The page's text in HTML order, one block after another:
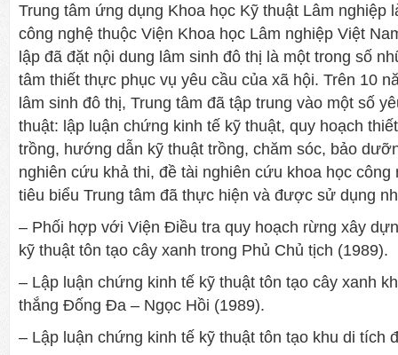
Trung tâm ứng dụng Khoa học Kỹ thuật Lâm nghiệp
công nghệ thuộc Viện Khoa học Lâm nghiệp Việt
lập đã đặt nội dung lâm sinh đô thị là một trong số
tâm thiết thực phục vụ yêu cầu của xã hội. Trên 10
lâm sinh đô thị, Trung tâm đã tập trung vào một số
thuật: lập luận chứng kinh tế kỹ thuật, quy hoạch
trồng, hướng dẫn kỹ thuật trồng, chăm sóc, bảo
nghiên cứu khả thi, đề tài nghiên cứu khoa học
tiêu biểu Trung tâm đã thực hiện và được sử dụng
– Phối hợp với Viện Điều tra quy hoạch rừng xây
kỹ thuật tôn tạo cây xanh trong Phủ Chủ tịch (1989).
– Lập luận chứng kinh tế kỹ thuật tôn tạo cây xanh
thắng Đống Đa – Ngọc Hồi (1989).
– Lập luận chứng kinh tế kỹ thuật tôn tạo khu di tích